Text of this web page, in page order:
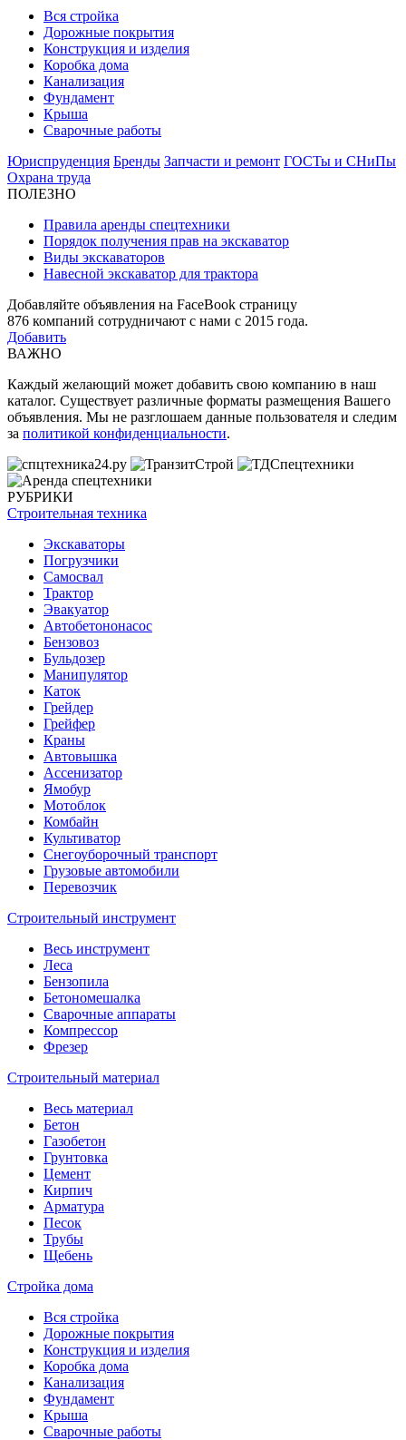
Вся стройка
Дорожные покрытия
Конструкция и изделия
Коробка дома
Канализация
Фундамент
Крыша
Сварочные работы
Юриспруденция Бренды Запчасти и ремонт ГОСТы и СНиПы
Охрана труда
ПОЛЕЗНО
Правила аренды спецтехники
Порядок получения прав на экскаватор
Виды экскаваторов
Навесной экскаватор для трактора
Добавляйте объявления на FaceBook страницу
876 компаний сотрудничают с нами с 2015 года.
Добавить
ВАЖНО
Каждый желающий может добавить свою компанию в наш
каталог. Существует различные форматы размещения Вашего
объявления. Мы не разглошаем данные пользователя и следим
за политикой конфиденциальности.
РУБРИКИ
Строительная техника
Экскаваторы
Погрузчики
Самосвал
Трактор
Эвакуатор
Автобетононасос
Бензовоз
Бульдозер
Манипулятор
Каток
Грейдер
Грейфер
Краны
Автовышка
Ассенизатор
Ямобур
Мотоблок
Комбайн
Культиватор
Снегоуборочный транспорт
Грузовые автомобили
Перевозчик
Строительный инструмент
Весь инструмент
Леса
Бензопила
Бетономешалка
Сварочные аппараты
Компрессор
Фрезер
Строительный материал
Весь материал
Бетон
Газобетон
Грунтовка
Цемент
Кирпич
Арматура
Песок
Трубы
Щебень
Стройка дома
Вся стройка
Дорожные покрытия
Конструкция и изделия
Коробка дома
Канализация
Фундамент
Крыша
Сварочные работы